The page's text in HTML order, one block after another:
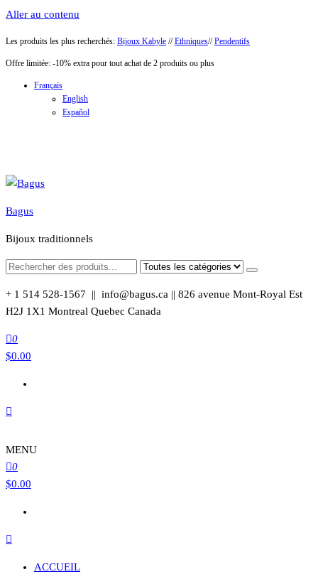
Aller au contenu
Les produits les plus recherchés: Bijoux Kabyle //Ethniques//Pendentifs
Offre limitée: -10% extra pour tout achat de 2 produits ou plus
Français
English
Español
Bagus
Bijoux traditionnels
+ 1 514 528-1567 || info@bagus.ca || 826 avenue Mont-Royal Est
H2J 1X1 Montreal Quebec Canada
0
$0.00
MENU
0
$0.00
ACCUEIL